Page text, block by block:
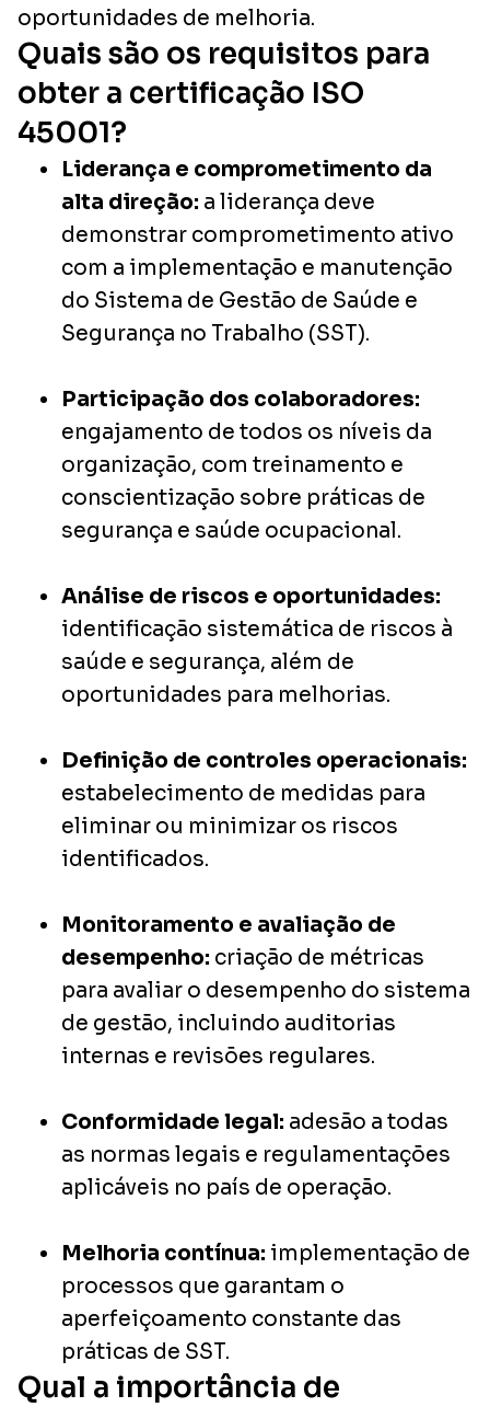
oportunidades de melhoria.
Quais são os requisitos para
obter a certificação ISO
45001?
Liderança e comprometimento da
alta direção: a liderança deve
demonstrar comprometimento ativo
com a implementação e manutenção
do Sistema de Gestão de Saúde e
Segurança no Trabalho (SST).
Participação dos colaboradores:
engajamento de todos os níveis da
organização, com treinamento e
conscientização sobre práticas de
segurança e saúde ocupacional.
Análise de riscos e oportunidades:
identificação sistemática de riscos à
saúde e segurança, além de
oportunidades para melhorias.
Definição de controles operacionais:
estabelecimento de medidas para
eliminar ou minimizar os riscos
identificados.
Monitoramento e avaliação de
desempenho: criação de métricas
para avaliar o desempenho do sistema
de gestão, incluindo auditorias
internas e revisões regulares.
Conformidade legal: adesão a todas
as normas legais e regulamentações
aplicáveis no país de operação.
Melhoria contínua: implementação de
processos que garantam o
aperfeiçoamento constante das
práticas de SST.
Qual a importância de